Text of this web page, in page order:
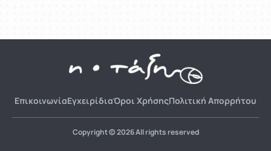
ΕπικοινωνίαΕγχειρίδιαΌροι ΧρήσηςΠολιτική Απορρήτου
Copyright © 2026 All rights reserved